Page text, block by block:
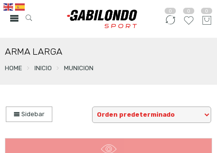
0 0 0
ARMA LARGA
HOME INICIO MUNICION
Sidebar